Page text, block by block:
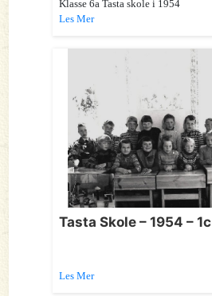
Klasse 6a Tasta skole i 1954
Les Mer
Tasta Skole – 1954 – 1c
Les Mer